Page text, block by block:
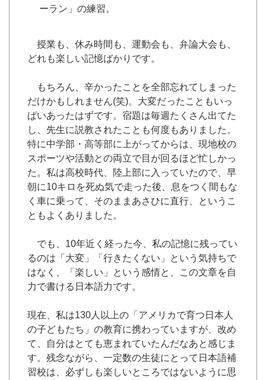
ーラン」の練習。
授業も、休み時間も、運動会も、弁論大会も、
どれも楽しい記憶ばかりです。
もちろん、辛かったことを全部忘れてしまった
だけかもしれません(笑)。大変だったこともいっ
ぱいあったはずです。宿題は毎週たくさん出てた
し、先生に説教されたことも何度もありました。
特に中学部・高等部に上がってからは、現地校の
スポーツや活動との両立で目が回るほど忙しかっ
た。私は高校時代、陸上部に入っていたので、早
朝に10キロを死ぬ気で走った後、息をつく間もな
く車に乗って、そのままあさひに直行、というこ
ともよくありました。
でも、10年近く経った今、私の記憶に残ってい
るのは「大変」「行きたくない」という気持ちで
はなく、「楽しい」という感情と、この文章を自
力で書ける日本語力です。
現在、私は130人以上の「アメリカで育つ日本人
の子どもたち」の教育に携わっていますが、改め
て、自分はとても恵まれていたんだなあと感じま
す。残念ながら、一定数の生徒にとって日本語補
習校は、必ずしも楽しいところではないように思